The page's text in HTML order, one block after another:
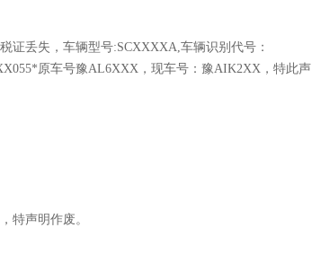
证丢失，车辆型号:SCXXXXA,车辆识别代号：
原车号豫AL6XXX，现车号：豫AIK2XX，特此声
特声明作废。